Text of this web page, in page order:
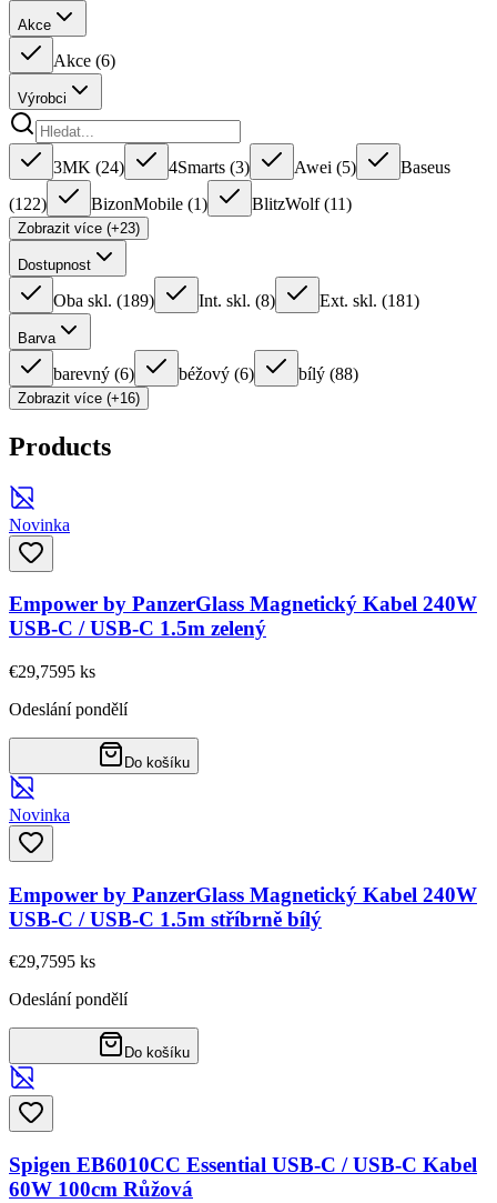
Akce
Akce (6)
Výrobci
3MK (24) 4Smarts (3) Awei (5)
Baseus
(122) BizonMobile (1) BlitzWolf (11)
Zobrazit více (+23)
Dostupnost
Oba skl. (189) Int. skl. (8) Ext. skl. (181)
Barva
barevný (6) béžový (6) bílý (88)
Zobrazit více (+16)
Products
Novinka
Empower by PanzerGlass Magnetický Kabel 240W
USB-C / USB-C 1.5m zelený
€29,7595 ks
Odeslání pondělí
Do košíku
Novinka
Empower by PanzerGlass Magnetický Kabel 240W
USB-C / USB-C 1.5m stříbrně bílý
€29,7595 ks
Odeslání pondělí
Do košíku
Spigen EB6010CC Essential USB-C / USB-C Kabel
60W 100cm Růžová